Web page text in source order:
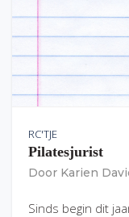
RC'TJE
Pilatesjurist
Door Karien
Sinds begin dit